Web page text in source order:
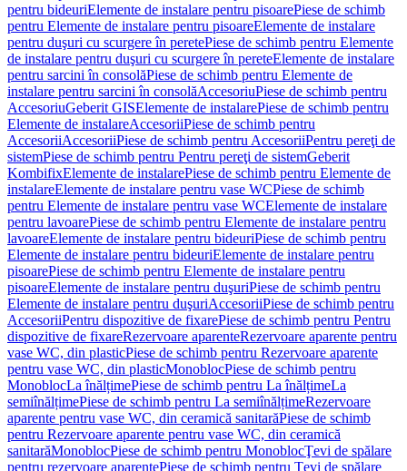
pentru bideuriElemente de instalare pentru pisoarePiese de schimb
pentru Elemente de instalare pentru pisoareElemente de instalare
pentru duşuri cu scurgere în peretePiese de schimb pentru Elemente
de instalare pentru duşuri cu scurgere în pereteElemente de instalare
pentru sarcini în consolăPiese de schimb pentru Elemente de
instalare pentru sarcini în consolăAccesoriuPiese de schimb pentru
AccesoriuGeberit GISElemente de instalarePiese de schimb pentru
Elemente de instalareAccesoriiPiese de schimb pentru
AccesoriiAccesoriiPiese de schimb pentru AccesoriiPentru pereţi de
sistemPiese de schimb pentru Pentru pereţi de sistemGeberit
KombifixElemente de instalarePiese de schimb pentru Elemente de
instalareElemente de instalare pentru vase WCPiese de schimb
pentru Elemente de instalare pentru vase WCElemente de instalare
pentru lavoarePiese de schimb pentru Elemente de instalare pentru
lavoareElemente de instalare pentru bideuriPiese de schimb pentru
Elemente de instalare pentru bideuriElemente de instalare pentru
pisoarePiese de schimb pentru Elemente de instalare pentru
pisoareElemente de instalare pentru duşuriPiese de schimb pentru
Elemente de instalare pentru duşuriAccesoriiPiese de schimb pentru
AccesoriiPentru dispozitive de fixarePiese de schimb pentru Pentru
dispozitive de fixareRezervoare aparenteRezervoare aparente pentru
vase WC, din plasticPiese de schimb pentru Rezervoare aparente
pentru vase WC, din plasticMonoblocPiese de schimb pentru
MonoblocLa înălțimePiese de schimb pentru La înălțimeLa
semiînălțimePiese de schimb pentru La semiînălțimeRezervoare
aparente pentru vase WC, din ceramică sanitarăPiese de schimb
pentru Rezervoare aparente pentru vase WC, din ceramică
sanitarăMonoblocPiese de schimb pentru MonoblocŢevi de spălare
pentru rezervoare aparentePiese de schimb pentru Ţevi de spălare